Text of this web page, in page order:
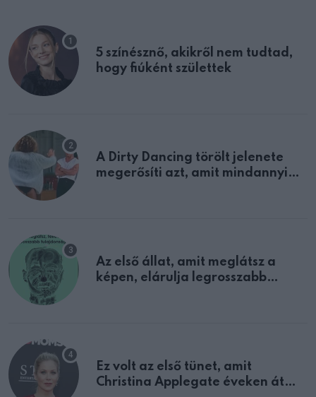
5 színésznő, akikről nem tudtad,
hogy fiúként születtek
A Dirty Dancing törölt jelenete
megerősíti azt, amit mindannyian
Az első állat, amit meglátsz a
képen, elárulja legrosszabb
Ez volt az első tünet, amit
Christina Applegate éveken át